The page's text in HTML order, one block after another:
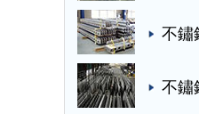
不鏽
不鏽